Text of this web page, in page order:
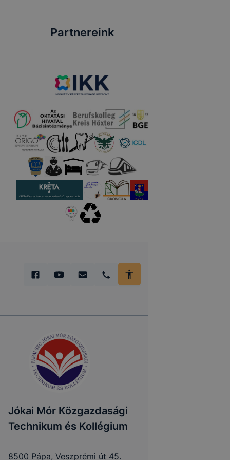
Partnereink
Jókai Mór Közgazdasági
Technikum és Kollégium
8500 Pápa, Veszprémi út 45.